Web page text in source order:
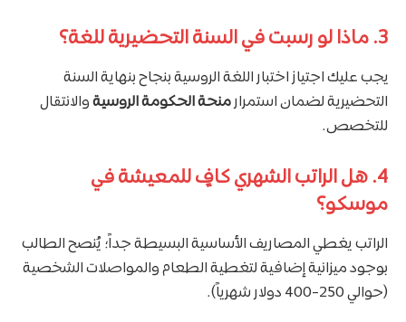
3. ماذا لو رسبت في السنة التحضيرية للغة؟
يجب عليك اجتياز اختبار اللغة الروسية بنجاح بنهاية السنة
التحضيرية لضمان استمرارمنحة الحكومة الروسيةوالانتقال
للتخصص.
4. هل الراتب الشهري كافٍ للمعيشة في
موسكو؟
الراتب يغطي المصاريف الأساسية البسيطة جداً؛ يُنصح الطالب
بوجود ميزانية إضافية لتغطية الطعام والمواصلات الشخصية
(حوالي 250-400 دولار شهرياً).